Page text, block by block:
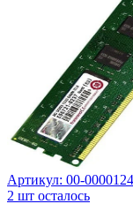
Артикул: 00-
2 шт осталось